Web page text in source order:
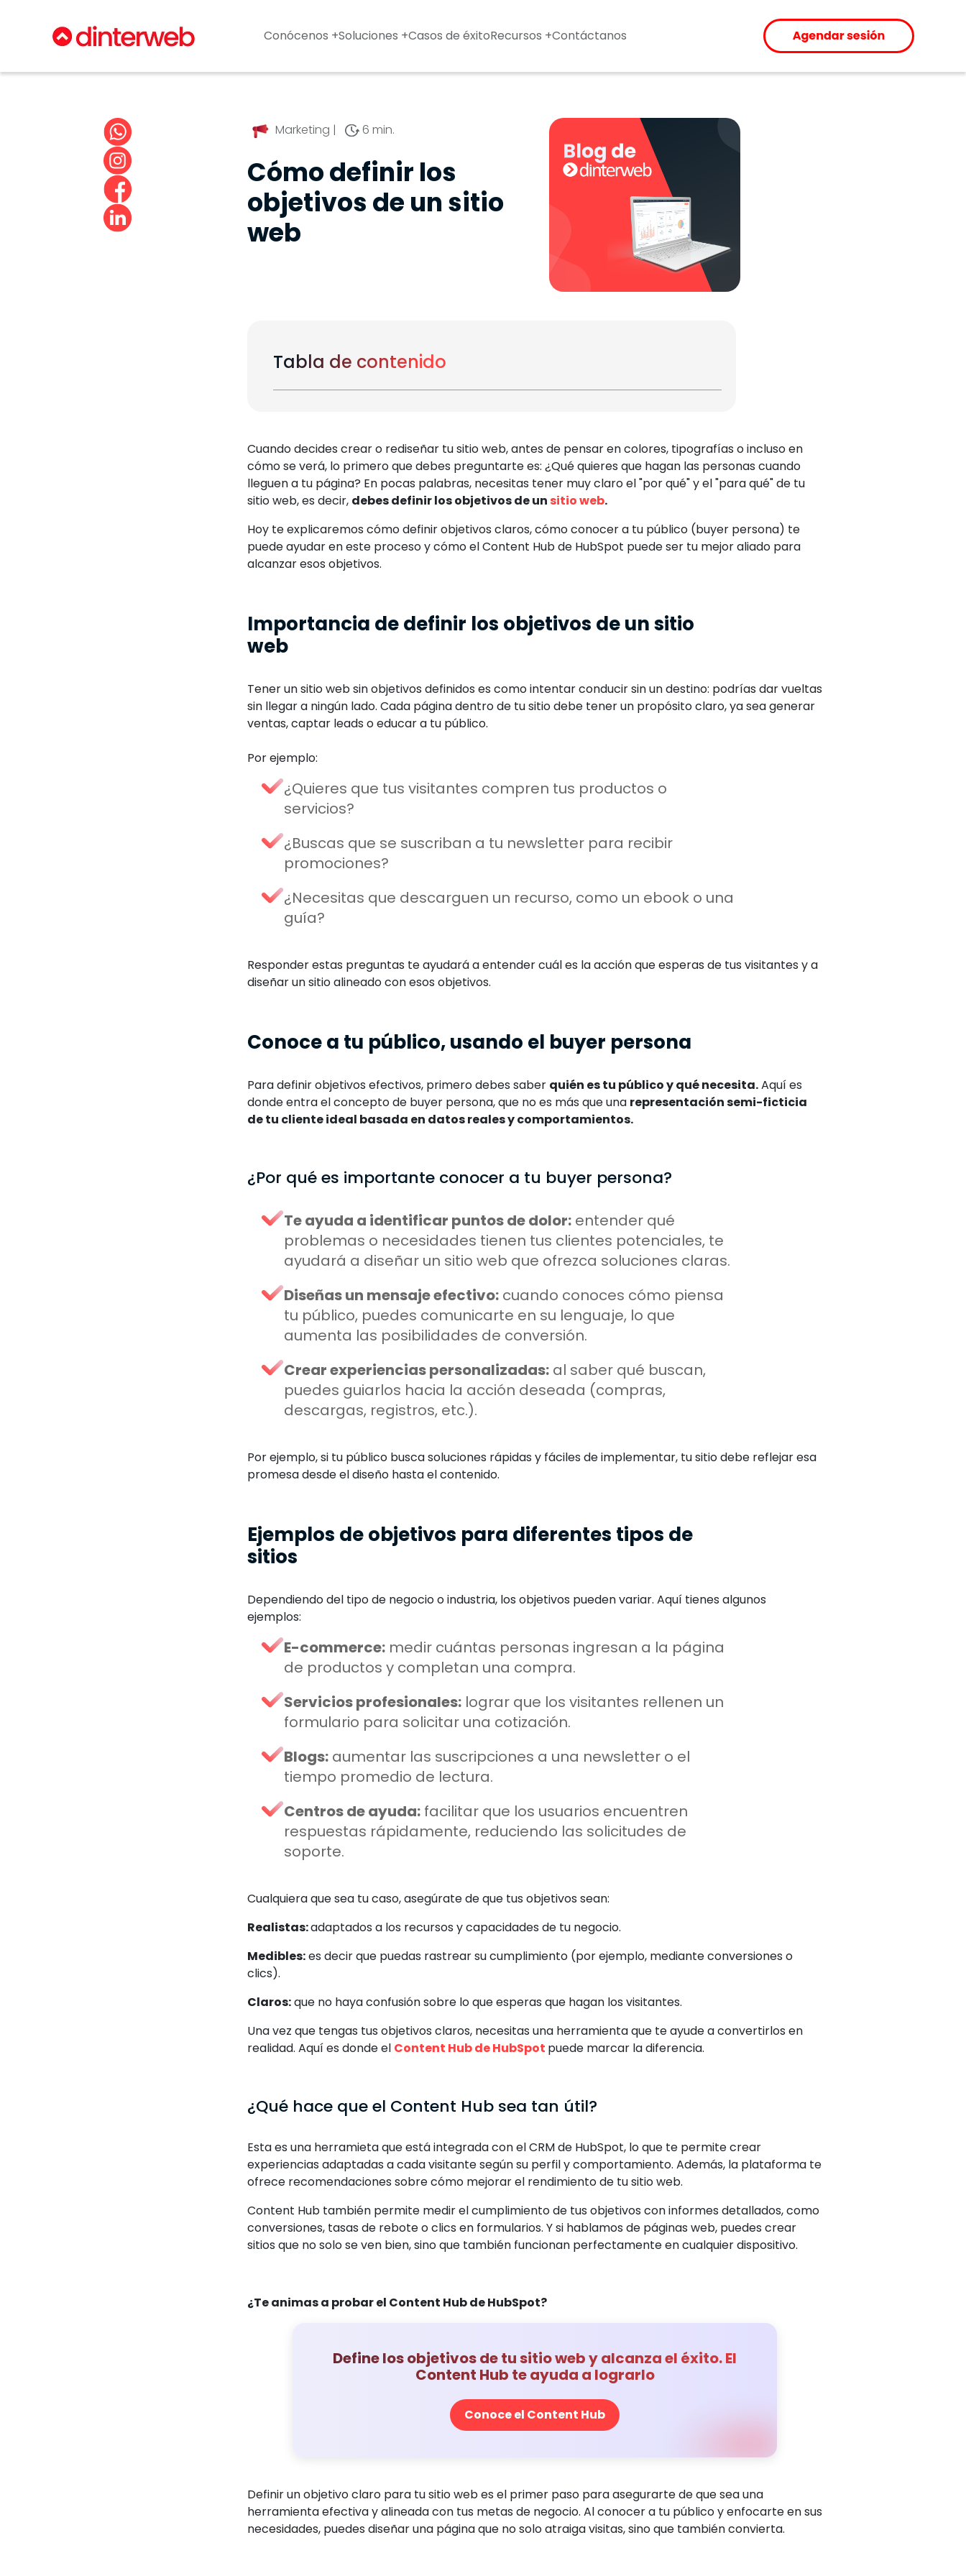
Conócenos +Soluciones +Casos de éxitoRecursos +Contáctanos
Marketing | 6 min.
Cómo definir los
objetivos de un sitio
web
Tabla de contenido
Cuando decides crear o rediseñar tu sitio web, antes de pensar en colores, tipografías o incluso en
cómo se verá, lo primero que debes preguntarte es: ¿Qué quieres que hagan las personas cuando
lleguen a tu página? En pocas palabras, necesitas tener muy claro el "por qué" y el "para qué" de tu
sitio web, es decir, debes definir los objetivos de un sitio web.
Hoy te explicaremos cómo definir objetivos claros, cómo conocer a tu público (buyer persona) te
puede ayudar en este proceso y cómo el Content Hub de HubSpot puede ser tu mejor aliado para
alcanzar esos objetivos.
Importancia de definir los objetivos de un sitio
web
Tener un sitio web sin objetivos definidos es como intentar conducir sin un destino: podrías dar vueltas
sin llegar a ningún lado. Cada página dentro de tu sitio debe tener un propósito claro, ya sea generar
ventas, captar leads o educar a tu público.
Por ejemplo:
¿Quieres que tus visitantes compren tus productos o
servicios?
¿Buscas que se suscriban a tu newsletter para recibir
promociones?
¿Necesitas que descarguen un recurso, como un ebook o una
guía?
Responder estas preguntas te ayudará a entender cuál es la acción que esperas de tus visitantes y a
diseñar un sitio alineado con esos objetivos.
Conoce a tu público, usando el buyer persona
Para definir objetivos efectivos, primero debes saber quién es tu público y qué necesita.Aquí es
donde entra el concepto de buyer persona, que no es más que una representación semi-ficticia
de tu cliente ideal basada en datos reales y comportamientos.
¿Por qué es importante conocer a tu buyer persona?
Te ayuda a identificar puntos de dolor: entender qué
problemas o necesidades tienen tus clientes potenciales, te
ayudará a diseñar un sitio web que ofrezca soluciones claras.
Diseñas un mensaje efectivo: cuando conoces cómo piensa
tu público, puedes comunicarte en su lenguaje, lo que
aumenta las posibilidades de conversión.
Crear experiencias personalizadas: al saber qué buscan,
puedes guiarlos hacia la acción deseada (compras,
descargas, registros, etc.).
Por ejemplo, si tu público busca soluciones rápidas y fáciles de implementar, tu sitio debe reflejar esa
promesa desde el diseño hasta el contenido.
Ejemplos de objetivos para diferentes tipos de
sitios
Dependiendo del tipo de negocio o industria, los objetivos pueden variar. Aquí tienes algunos
ejemplos:
E-commerce: medir cuántas personas ingresan a la página
de productos y completan una compra.
Servicios profesionales: lograr que los visitantes rellenen un
formulario para solicitar una cotización.
Blogs: aumentar las suscripciones a una newsletter o el
tiempo promedio de lectura.
Centros de ayuda: facilitar que los usuarios encuentren
respuestas rápidamente, reduciendo las solicitudes de
soporte.
Cualquiera que sea tu caso, asegúrate de que tus objetivos sean:
Realistas:adaptados a los recursos y capacidades de tu negocio.
Medibles:es decir que puedas rastrear su cumplimiento (por ejemplo, mediante conversiones o
clics).
Claros:que no haya confusión sobre lo que esperas que hagan los visitantes.
Una vez que tengas tus objetivos claros, necesitas una herramienta que te ayude a convertirlos en
realidad. Aquí es donde el Content Hub de HubSpot puede marcar la diferencia.
¿Qué hace que el Content Hub sea tan útil?
Esta es una herramieta que está integrada con el CRM de HubSpot, lo que te permite crear
experiencias adaptadas a cada visitante según su perfil y comportamiento. Además, la plataforma te
ofrece recomendaciones sobre cómo mejorar el rendimiento de tu sitio web.
Content Hub también permite medir el cumplimiento de tus objetivos con informes detallados, como
conversiones, tasas de rebote o clics en formularios. Y si hablamos de páginas web, puedes crear
sitios que no solo se ven bien, sino que también funcionan perfectamente en cualquier dispositivo.
¿Te animas a probar el Content Hub de HubSpot?
Define los objetivos de tu sitio web y alcanza el éxito. El
Content Hub te ayuda a lograrlo
Conoce el Content Hub
Definir un objetivo claro para tu sitio web es el primer paso para asegurarte de que sea una
herramienta efectiva y alineada con tus metas de negocio. Al conocer a tu público y enfocarte en sus
necesidades, puedes diseñar una página que no solo atraiga visitas, sino que también convierta.